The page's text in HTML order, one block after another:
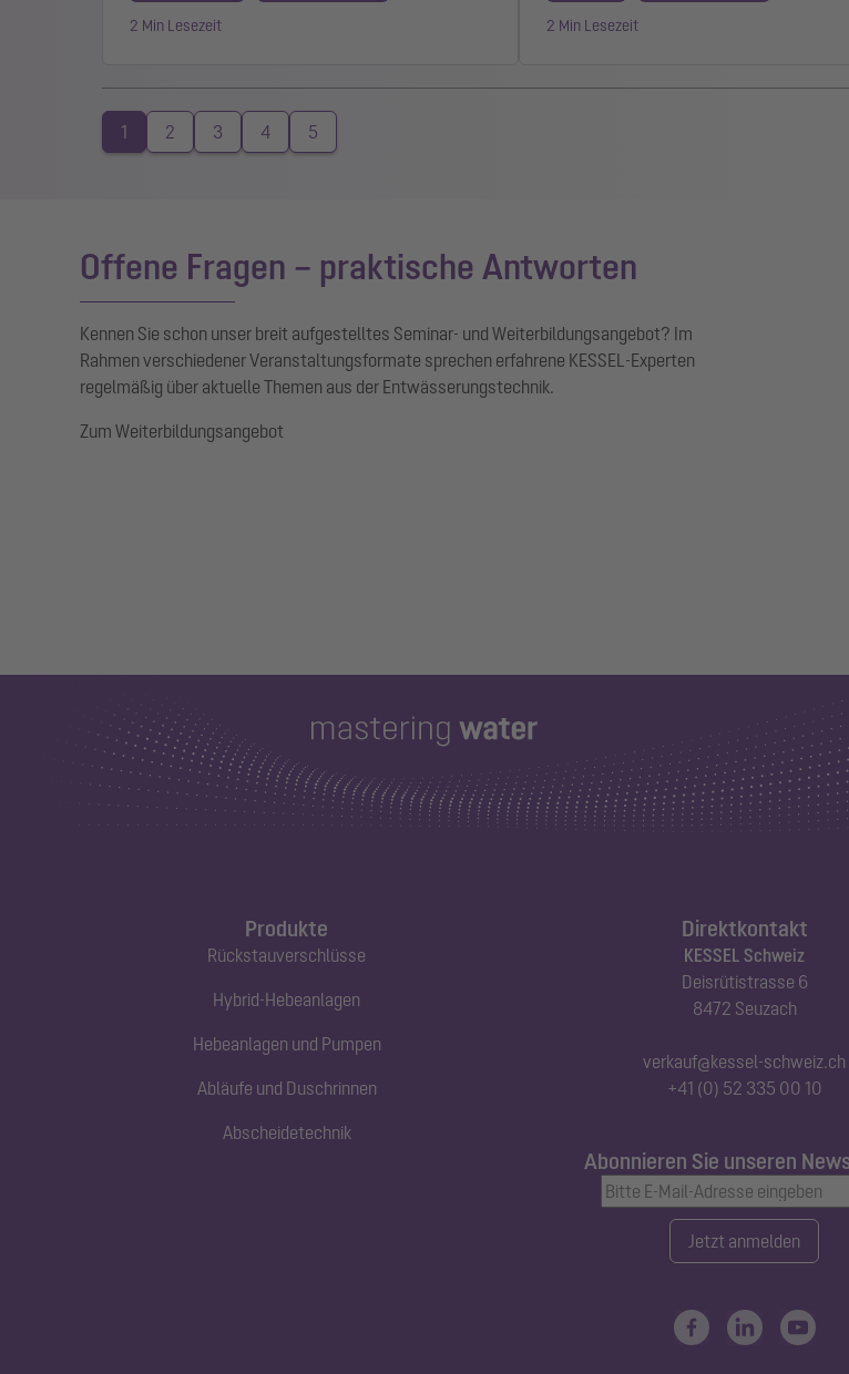
2 Min Lesezeit 2 Min Lesezeit
1 2 3 4 5
Offene Fragen – praktische Antworten
Kennen Sie schon unser breit aufgestelltes Seminar- und Weiterbildungsangebot? Im
Rahmen verschiedener Veranstaltungsformate sprechen erfahrene KESSEL-Experten
regelmäßig über aktuelle Themen aus der Entwässerungstechnik.
Zum Weiterbildungsangebot
Produkte
Rückstauverschlüsse
Hybrid-Hebeanlagen
Hebeanlagen und Pumpen
Abläufe und Duschrinnen
Abscheidetechnik
Direktkontakt
KESSEL Schweiz
Deisrütistrasse 6
8472 Seuzach
verkauf@kessel-schweiz.ch
+41 (0) 52 335 00 10
Abonnieren Sie unseren
Jetzt anmelden